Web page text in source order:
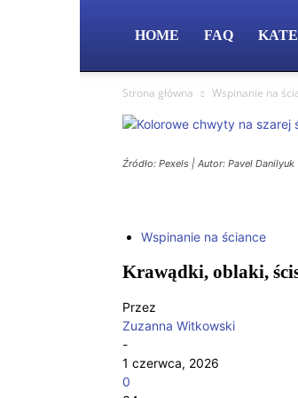
HOME FAQ
Strona główna Wspinanie na
Źródło: Pexels | Autor: Pavel Danilyuk
Wspinanie na ściance
Krawądki, oblaki,
Przez
Zuzanna Witkowski
-
1 czerwca, 2026
0